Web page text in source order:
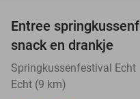
TODAY
Entree
snack en drankje
Springkussenfestival Echt
Echt (9 km)